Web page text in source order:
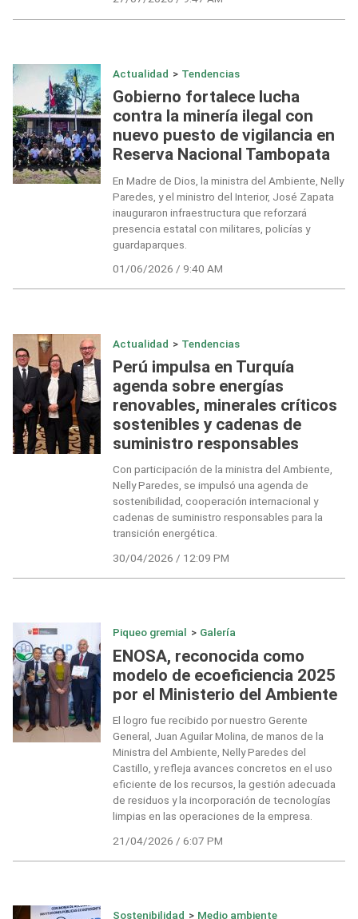
Actualidad > Tendencias
Gobierno fortalece lucha
contra la minería ilegal con
nuevo puesto de vigilancia en
Reserva Nacional Tambopata
En Madre de Dios, la ministra del Ambiente, Nelly
Paredes, y el ministro del Interior, José Zapata
inauguraron infraestructura que reforzará
presencia estatal con militares, policías y
guardaparques.
01/06/2026 / 9:40 AM
Actualidad > Tendencias
Perú impulsa en Turquía
agenda sobre energías
renovables, minerales críticos
sostenibles y cadenas de
suministro responsables
Con participación de la ministra del Ambiente,
Nelly Paredes, se impulsó una agenda de
sostenibilidad, cooperación internacional y
cadenas de suministro responsables para la
transición energética.
30/04/2026 / 12:09 PM
Piqueo gremial > Galería
ENOSA, reconocida como
modelo de ecoeficiencia 2025
por el Ministerio del Ambiente
El logro fue recibido por nuestro Gerente
General, Juan Aguilar Molina, de manos de la
Ministra del Ambiente, Nelly Paredes del
Castillo, y refleja avances concretos en el uso
eficiente de los recursos, la gestión adecuada
de residuos y la incorporación de tecnologías
limpias en las operaciones de la empresa.
21/04/2026 / 6:07 PM
Sostenibilidad > Medio ambiente